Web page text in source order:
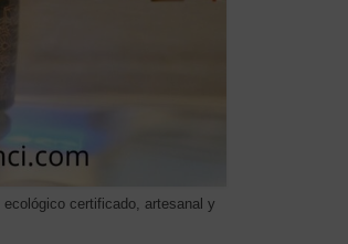
certificado, artesanal y